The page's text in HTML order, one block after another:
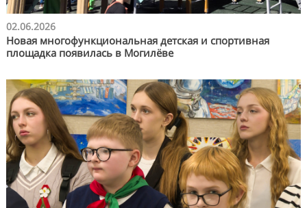
02.06.2026
Новая многофункциональная детская и спортивная
площадка появилась в Могилёве